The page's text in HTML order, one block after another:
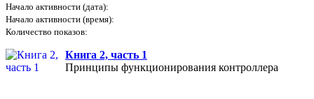
Начало активности (дата):
Начало активности (время):
Количество показов:
Книга 2, часть 1
Принципы функционирования контроллера